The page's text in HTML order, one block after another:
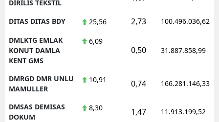
DIRILIS TEKSTIL
DITAS DITAS BDY 25,56 2,73 100.496.036,62
DMLKTG EMLAK
KONUT DAMLA
KENT GMS
6,09
0,50 31.887.858,99
DMRGD DMR UNLU
MAMULLER
10,91 0,74 166.281.146,33
DMSAS DEMISAS
DOKUM
8,30 1,47 11.913.199,52